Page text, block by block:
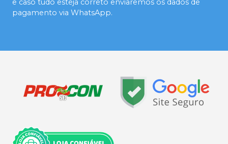
e caso tudo esteja correto enviaremos os dados de
pagamento via WhatsApp.